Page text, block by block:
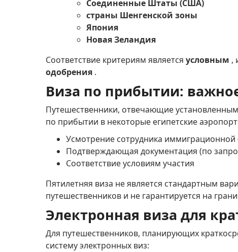
Соединенные Штаты (США)
страны Шенгенской зоны
Япония
Новая Зеландия
Соответствие критериям является условным ,
одобрения .
Виза по прибытии:
Путешественники, отвечающие
по прибытии в некоторые египетские
Усмотрение сотрудника иммиграционной
Подтверждающая документация (по
Соответствие условиям участия
Пятилетняя виза не является стандартным
путешественников и не гарантируется на
Электронная виза для
Для путешественников, планирующих
систему электронных виз: